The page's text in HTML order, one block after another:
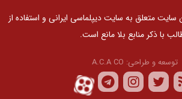
متعلق به سایت دیپلماسی ایرانی و استفاده از
با ذکر منابع بلا مانع است.
توسعه و طراحی: A.C.A CO